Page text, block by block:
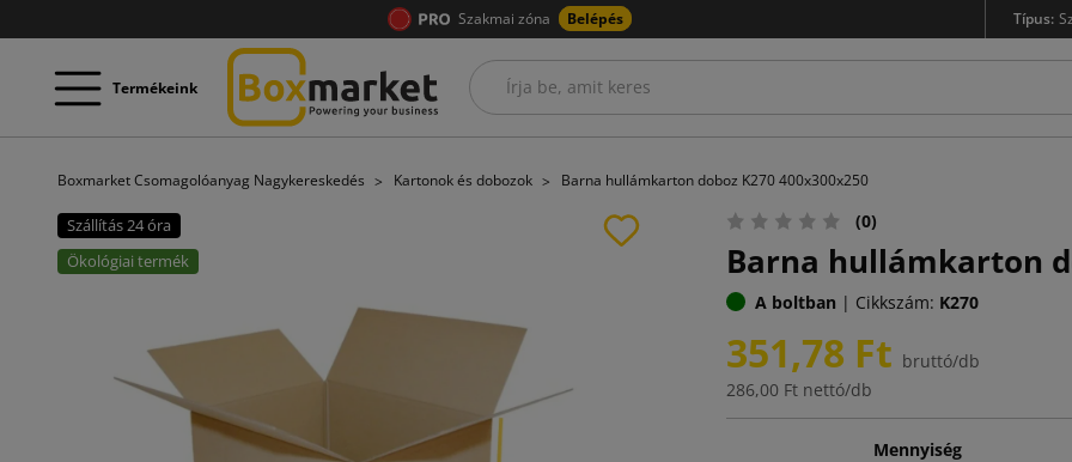
Szakmai zóna Belépés Típus:
Termékeink
Boxmarket Csomagolóanyag Nagykereskedés Kartonok és dobozok Barna hullámkarton doboz K270 400x300x250
Szállítás 24 óra
Ökológiai termék
(0)
Barna hullámkarton
A boltban | Cikkszám: K270
351,78 Ft bruttó/db
286,00 Ft nettó/db
Mennyiség